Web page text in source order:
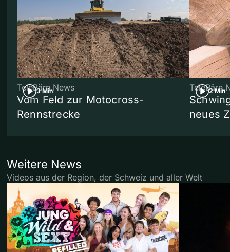
3 Min
TeleBärn News
Vom Feld zur Motocross-
Rennstrecke
2 Min
TeleBärn
neues
Weitere News
Videos aus der Region, der Schweiz und aller Welt